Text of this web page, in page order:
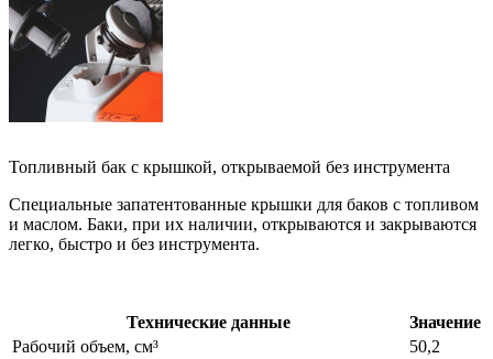
Топливный бак с крышкой, открываемой без инструмента
Специальные запатентованные крышки для баков с топливом
и маслом. Баки, при их наличии, открываются и закрываются
легко, быстро и без инструмента.
Технические данные
Значение
Рабочий объем, см³
50,2